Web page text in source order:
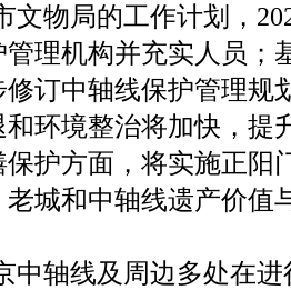
文物局的工作计划，
理机构并充实人员；
订中轴线保护管理规
环境整治将加快，提
护方面，将实施正阳
城和中轴线遗产价值
中轴线及周边多处在